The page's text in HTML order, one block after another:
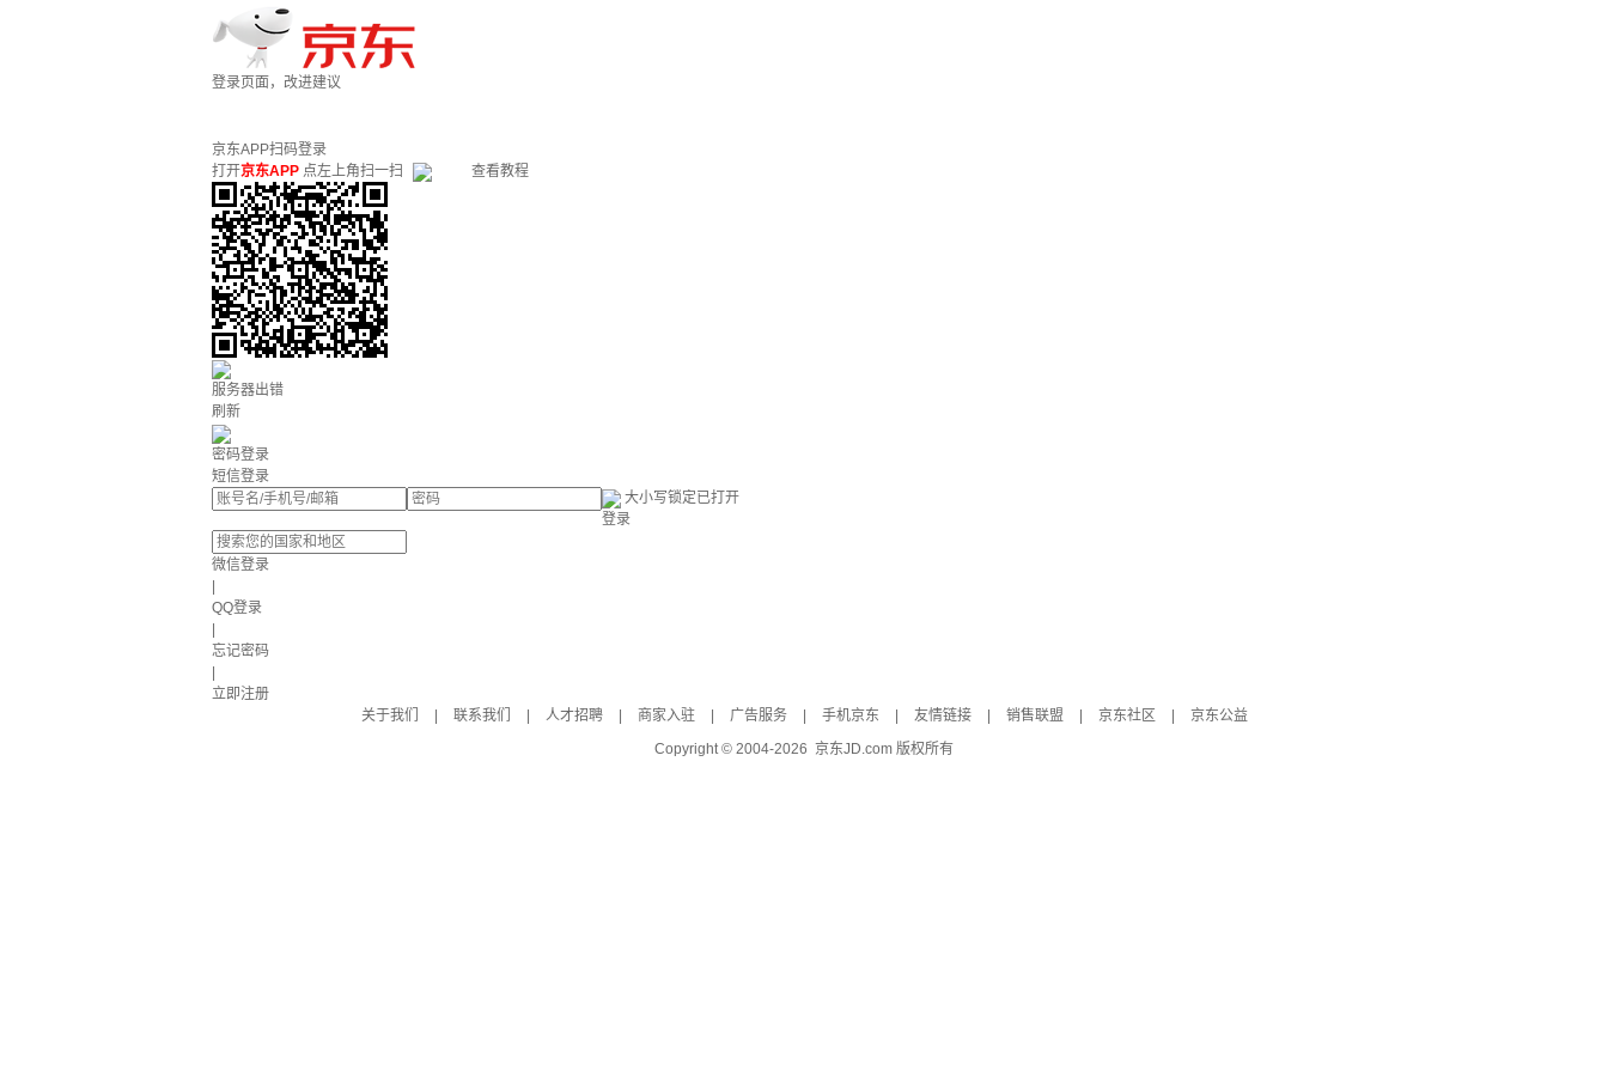
登录页面，改进建议
京东APP扫码登录
打开京东APP 点左上角扫一扫 查看教程
服务器出错
刷新
密码登录
短信登录
大小写锁定已打开
登录
微信登录
QQ登录
忘记密码
立即注册
关于我们
联系我们 人才招聘 商家入驻 广告服务 手机京东 友情链接 销售联盟 京东社区
京东公益
Copyright © 2004-2026 京东JD.com 版权所有